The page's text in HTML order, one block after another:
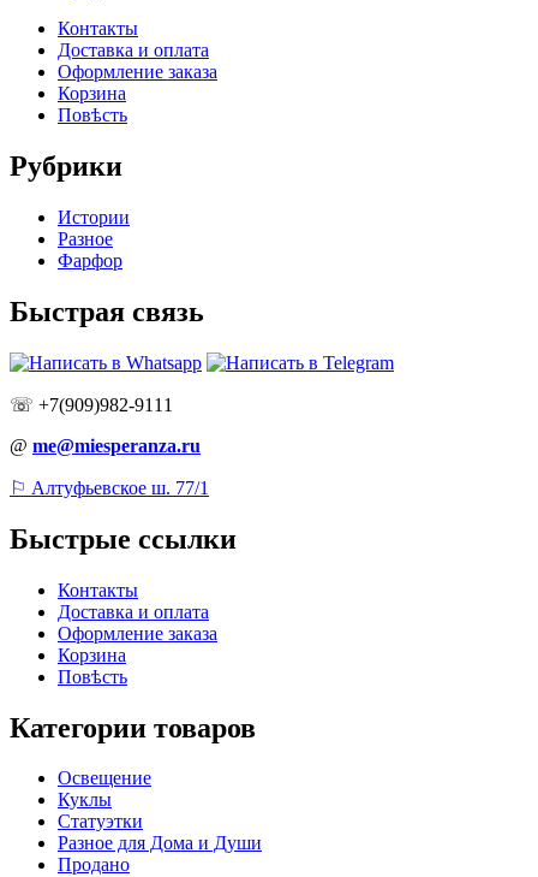
Контакты
Доставка и оплата
Оформление заказа
Корзина
Повѣсть
Рубрики
Истории
Разное
Фарфор
Быстрая связь
☏ +7(909)982-9111
@ me@miesperanza.ru
⚐ Алтуфьевское ш. 77/1
Быстрые ссылки
Контакты
Доставка и оплата
Оформление заказа
Корзина
Повѣсть
Категории товаров
Освещение
Куклы
Статуэтки
Разное для Дома и Души
Продано